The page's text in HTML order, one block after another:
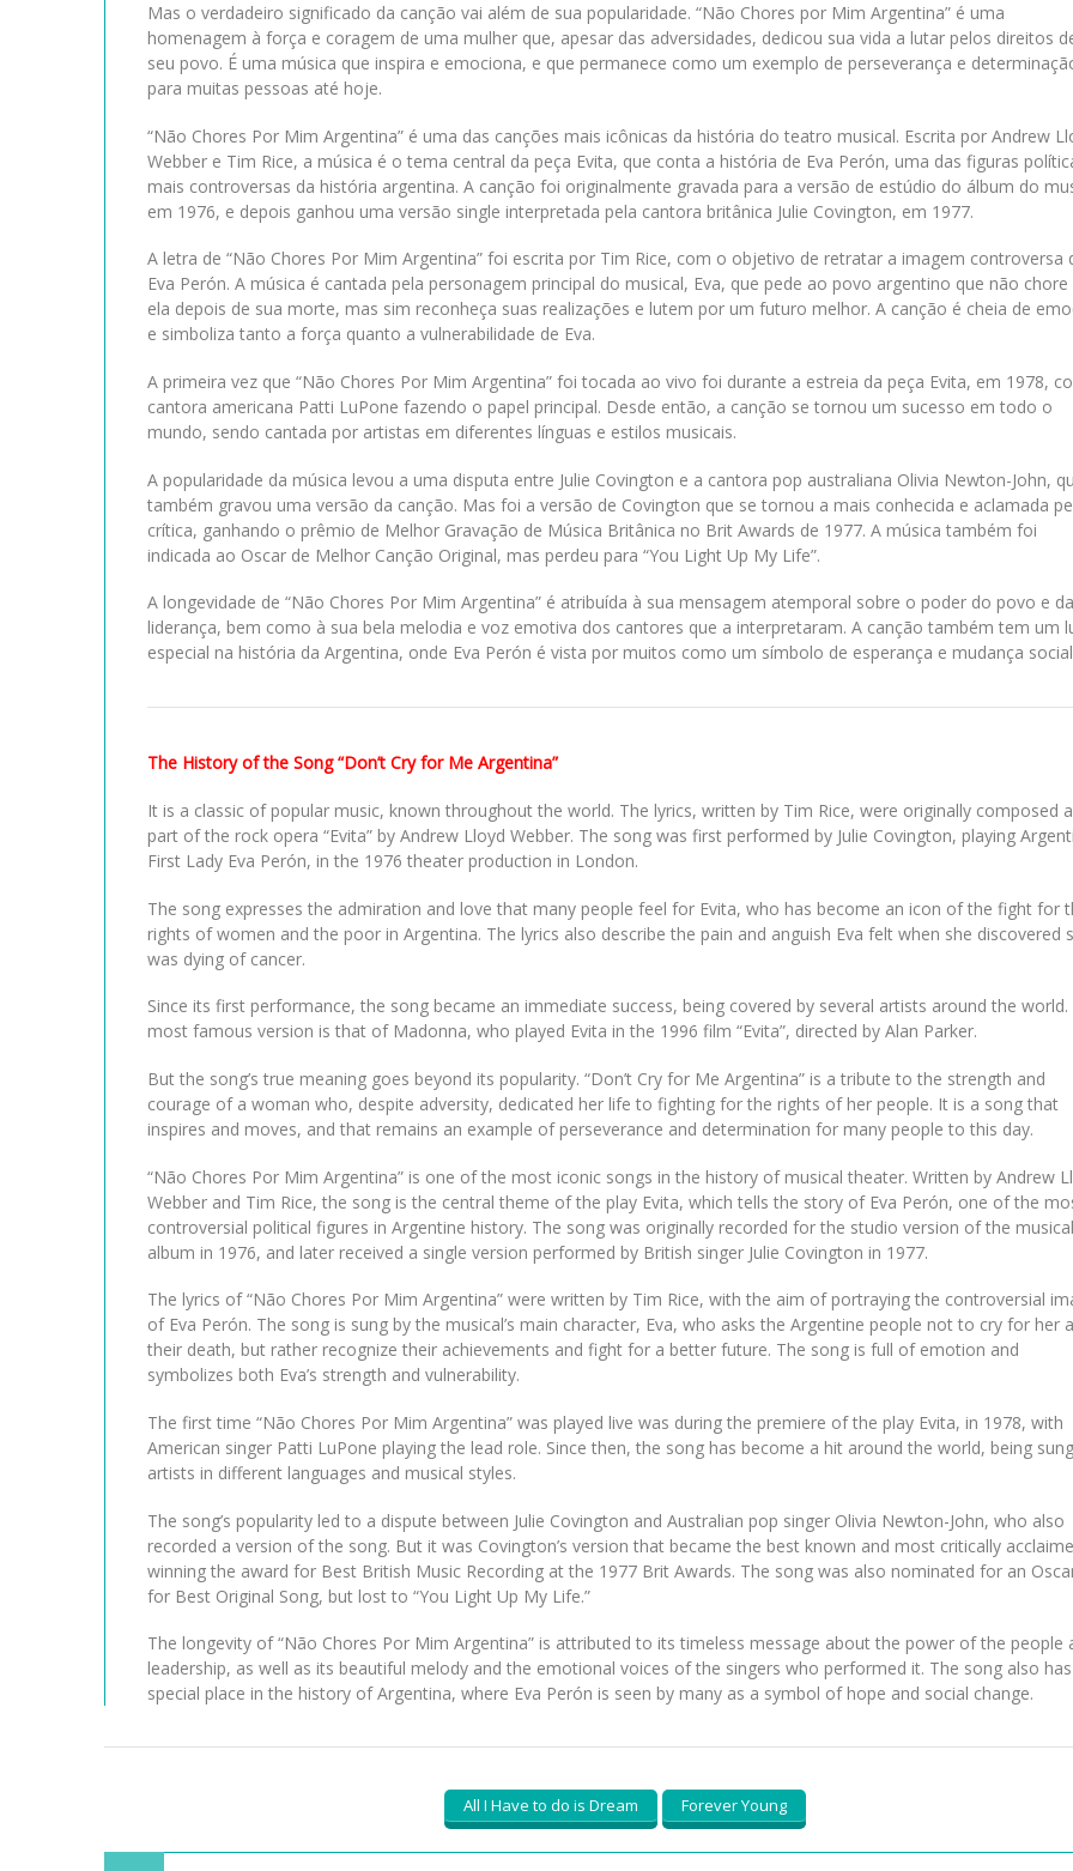
Mas o verdadeiro significado da canção vai além de sua popularidade. “Não Chores por Mim Argentina” é uma
homenagem à força e coragem de uma mulher que, apesar das adversidades, dedicou sua vida a lutar pelos direitos
seu povo. É uma música que inspira e emociona, e que permanece como um exemplo de perseverança e
para muitas pessoas até hoje.
“Não Chores Por Mim Argentina” é uma das canções mais icônicas da história do teatro musical. Escrita por Andrew
Webber e Tim Rice, a música é o tema central da peça Evita, que conta a história de Eva Perón, uma das figuras
mais controversas da história argentina. A canção foi originalmente gravada para a versão de estúdio do álbum do
em 1976, e depois ganhou uma versão single interpretada pela cantora britânica Julie Covington, em 1977.
A letra de “Não Chores Por Mim Argentina” foi escrita por Tim Rice, com o objetivo de retratar a imagem controversa
Eva Perón. A música é cantada pela personagem principal do musical, Eva, que pede ao povo argentino que não
ela depois de sua morte, mas sim reconheça suas realizações e lutem por um futuro melhor. A canção é cheia de
e simboliza tanto a força quanto a vulnerabilidade de Eva.
A primeira vez que “Não Chores Por Mim Argentina” foi tocada ao vivo foi durante a estreia da peça Evita, em 1978,
cantora americana Patti LuPone fazendo o papel principal. Desde então, a canção se tornou um sucesso em todo o
mundo, sendo cantada por artistas em diferentes línguas e estilos musicais.
A popularidade da música levou a uma disputa entre Julie Covington e a cantora pop australiana Olivia Newton-John,
também gravou uma versão da canção. Mas foi a versão de Covington que se tornou a mais conhecida e aclamada
crítica, ganhando o prêmio de Melhor Gravação de Música Britânica no Brit Awards de 1977. A música também foi
indicada ao Oscar de Melhor Canção Original, mas perdeu para “You Light Up My Life”.
A longevidade de “Não Chores Por Mim Argentina” é atribuída à sua mensagem atemporal sobre o poder do povo e da
liderança, bem como à sua bela melodia e voz emotiva dos cantores que a interpretaram. A canção também tem um
especial na história da Argentina, onde Eva Perón é vista por muitos como um símbolo de esperança e mudança
The History of the Song “Don’t Cry for Me Argentina”
It is a classic of popular music, known throughout the world. The lyrics, written by Tim Rice, were originally composed
part of the rock opera “Evita” by Andrew Lloyd Webber. The song was first performed by Julie Covington, playing
First Lady Eva Perón, in the 1976 theater production in London.
The song expresses the admiration and love that many people feel for Evita, who has become an icon of the fight for
rights of women and the poor in Argentina. The lyrics also describe the pain and anguish Eva felt when she discovered
was dying of cancer.
Since its first performance, the song became an immediate success, being covered by several artists around the world.
most famous version is that of Madonna, who played Evita in the 1996 film “Evita”, directed by Alan Parker.
But the song’s true meaning goes beyond its popularity. “Don’t Cry for Me Argentina” is a tribute to the strength and
courage of a woman who, despite adversity, dedicated her life to fighting for the rights of her people. It is a song that
inspires and moves, and that remains an example of perseverance and determination for many people to this day.
“Não Chores Por Mim Argentina” is one of the most iconic songs in the history of musical theater. Written by Andrew
Webber and Tim Rice, the song is the central theme of the play Evita, which tells the story of Eva Perón, one of the
controversial political figures in Argentine history. The song was originally recorded for the studio version of the
album in 1976, and later received a single version performed by British singer Julie Covington in 1977.
The lyrics of “Não Chores Por Mim Argentina” were written by Tim Rice, with the aim of portraying the controversial
of Eva Perón. The song is sung by the musical’s main character, Eva, who asks the Argentine people not to cry for her
their death, but rather recognize their achievements and fight for a better future. The song is full of emotion and
symbolizes both Eva’s strength and vulnerability.
The first time “Não Chores Por Mim Argentina” was played live was during the premiere of the play Evita, in 1978, with
American singer Patti LuPone playing the lead role. Since then, the song has become a hit around the world, being
artists in different languages ​​and musical styles.
The song’s popularity led to a dispute between Julie Covington and Australian pop singer Olivia Newton-John, who also
recorded a version of the song. But it was Covington’s version that became the best known and most critically
winning the award for Best British Music Recording at the 1977 Brit Awards. The song was also nominated for an
for Best Original Song, but lost to “You Light Up My Life.”
The longevity of “Não Chores Por Mim Argentina” is attributed to its timeless message about the power of the people
leadership, as well as its beautiful melody and the emotional voices of the singers who performed it. The song also
special place in the history of Argentina, where Eva Perón is seen by many as a symbol of hope and social change.
All I Have to do is Dream Forever Young